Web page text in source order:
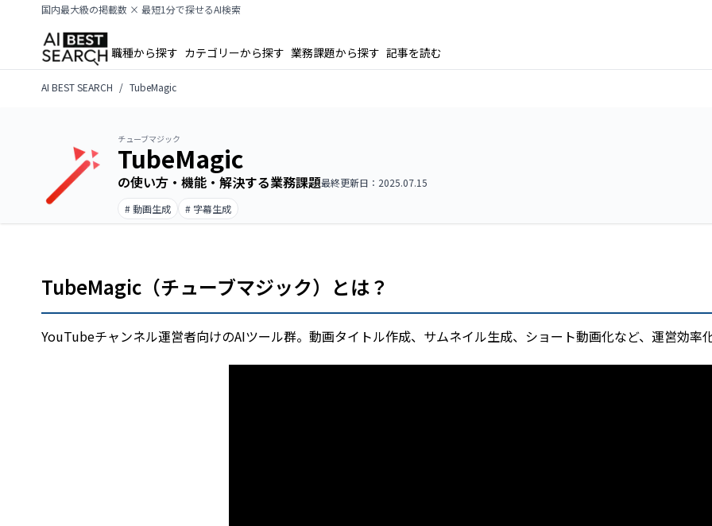
国内最大級の掲載数 × 最短1分で探せるAI検索
職種から探す カテゴリーから探す 業務課題から探す 記事を読む
AI BEST SEARCH TubeMagic
チューブマジック
TubeMagic
の使い方・機能・解決する業務課題最終更新日：2025.07.15
# 動画生成
# 字幕生成
TubeMagic（チューブマジック）とは？
YouTubeチャンネル運営者向けのAIツール群。動画タイトル作成、サムネイル生成、ショート動画化など、運営効率